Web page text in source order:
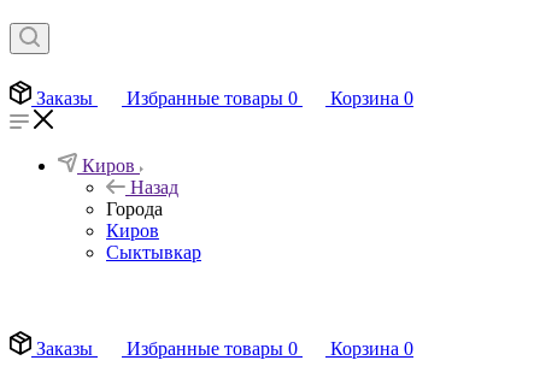
Заказы Избранные товары 0 Корзина 0
Киров
Назад
Города
Киров
Сыктывкар
Заказы
Избранные товары 0 Корзина 0